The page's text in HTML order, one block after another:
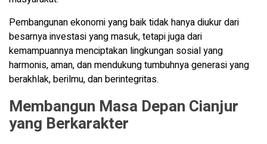
Pembangunan ekonomi yang baik tidak hanya diukur dari
besarnya investasi yang masuk, tetapi juga dari
kemampuannya menciptakan lingkungan sosial yang
harmonis, aman, dan mendukung tumbuhnya generasi yang
berakhlak, berilmu, dan berintegritas.
Membangun Masa Depan Cianjur
yang Berkarakter